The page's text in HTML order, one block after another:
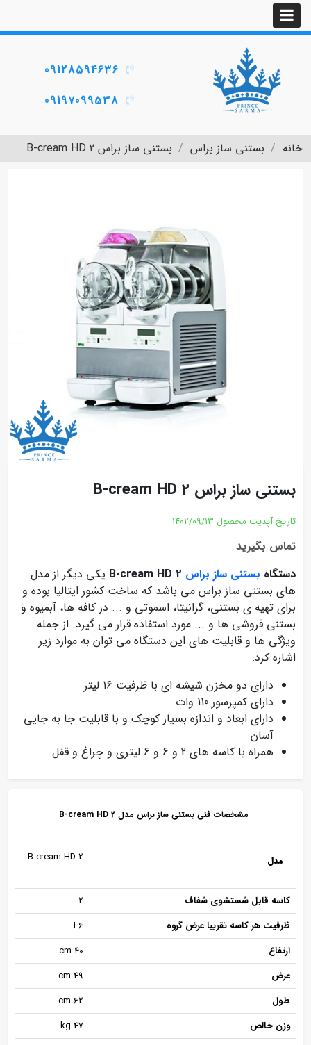
09128594636
09197099538
خانه بستنی ساز براس بستنی ساز براس B-cream HD 2
بستنی ساز براس B-cream HD 2
تاریخ آپدیت محصول 1402/09/13
تماس بگیرید
دستگاه بستنی ساز براس
یکی دیگر از مدل
های بستنی ساز براس می باشد که ساخت کشور ایتالیا بوده و
برای تهیه ی بستنی، گرانیتا، اسموتی و ... در کافه ها، آبمیوه و
بستنی فروشی ها و ... مورد استفاده قرار می گیرد. از جمله
ویژگی ها و قابلیت های این دستگاه می توان به موارد زیر
اشاره کرد:
دارای دو مخزن شیشه ای با ظرفیت 16 لیتر
دارای کمپرسور 110 وات
دارای ابعاد و اندازه بسیار کوچک و با قابلیت جا به جایی
آسان
همراه با کاسه های 2 و 6 و 6 لیتری و چراغ و قفل
مشخصات فنی بستنی ساز براس مدل B-cream HD 2
مدل B-cream HD 2
کاسه قابل شستشوی شفاف
2
ظرفیت هر کاسه تقریبا عرض گروه
6 I
ارتفاع
40 cm
عرض
49 cm
طول
62 cm
وزن خالص
47 kg